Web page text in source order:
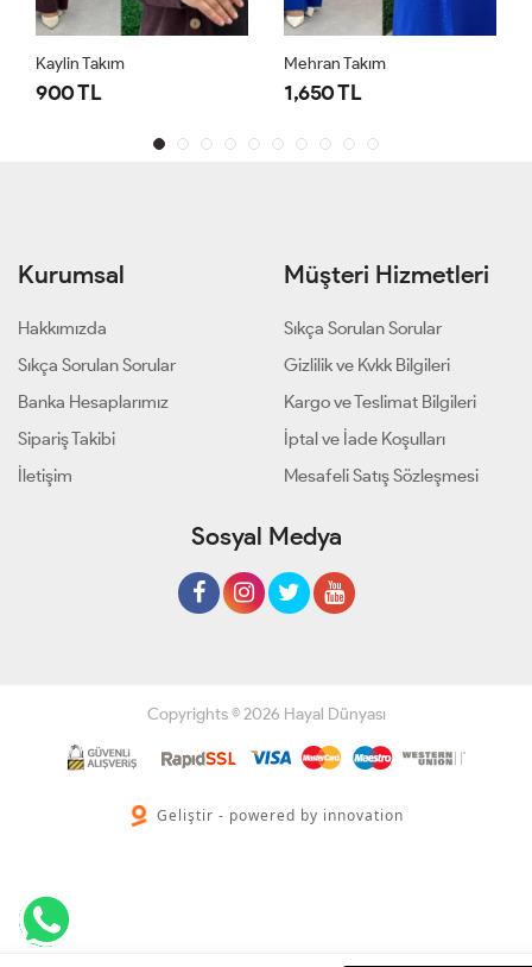
Kaylin Takım
900 TL
Mehran Takım
1,650 TL
Kurumsal
Hakkımızda
Sıkça Sorulan Sorular
Banka Hesaplarımız
Sipariş Takibi
İletişim
Müşteri Hizmetleri
Sıkça Sorulan Sorular
Gizlilik ve Kvkk Bilgileri
Kargo ve Teslimat Bilgileri
İptal ve İade Koşulları
Mesafeli Satış Sözleşmesi
Sosyal Medya
Copyrights © 2026 Hayal Dünyası
Geliştir - powered by innovation